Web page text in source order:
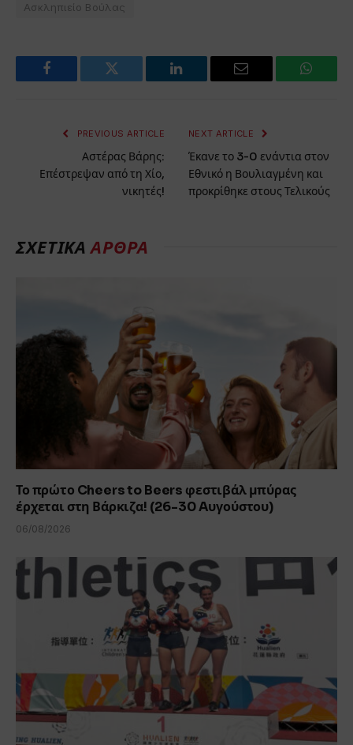
Ασκληπιείο Βούλας
Facebook Twitter LinkedIn Email
PREVIOUS ARTICLE
Αστέρας Βάρης:
Επέστρεψαν από τη Χίο,
νικητές!
NEXT ARTICLE
Έκανε το 3-0 ενάντια στον
Εθνικό η Βουλιαγμένη και
προκρίθηκε στους Τελικούς
ΣΧΕΤΙΚΆΆΡΘΡΑ
Το πρώτο Cheers to Beers φεστιβάλ μπύρας
έρχεται στη Βάρκιζα! (26-30 Aυγούστου)
06/08/2026